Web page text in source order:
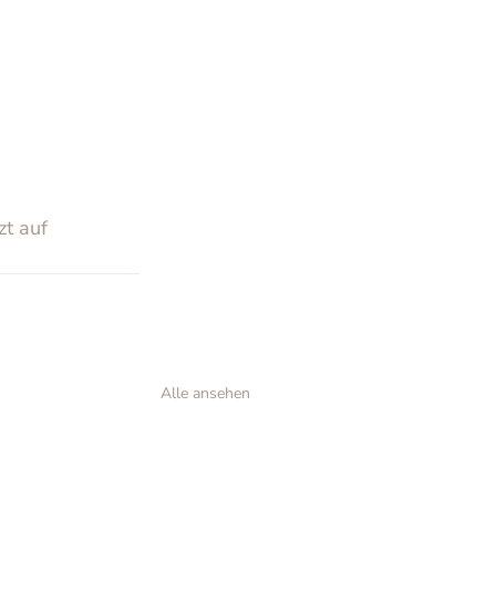
auf
Alle ansehen